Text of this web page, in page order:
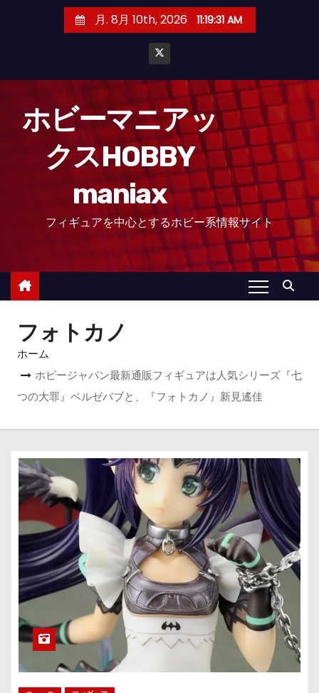
月. 8月 10th, 2026 11:19:32 AM
ホビーマニアッ
クスHOBBY
maniax
フィギュアを中心とするホビー系情報サイト
フォトカノ
ホーム
ホビージャパン最新通販フィギュアは人気シリーズ『七
つの大罪』ベルゼバブと、『フォトカノ』新見遙佳